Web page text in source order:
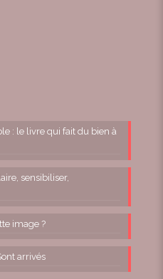
: le livre qui fait du bien à
sensibiliser,
image ?
arrivés